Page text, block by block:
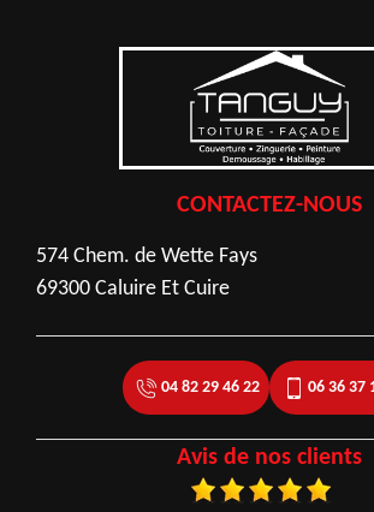
CONTACTEZ-NOUS
574 Chem. de Wette Fays
69300 Caluire Et Cuire
04 82 29 46 22 06 36 37
Avis de nos clients